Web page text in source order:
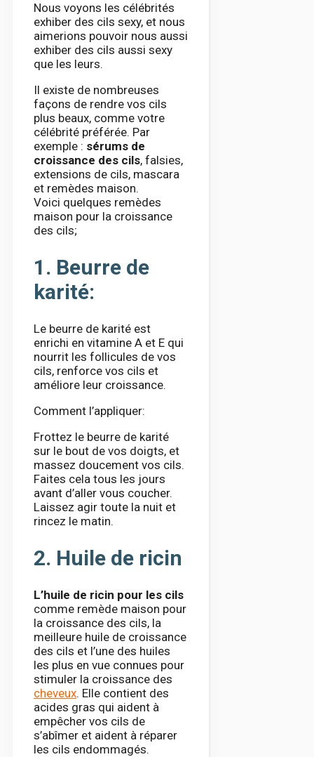
Nous voyons les célébrités
exhiber des cils sexy, et nous
aimerions pouvoir nous aussi
exhiber des cils aussi sexy
que les leurs.
Il existe de nombreuses
façons de rendre vos cils
plus beaux, comme votre
célébrité préférée. Par
exemple : sérums de
croissance des cils, falsies,
extensions de cils, mascara
et remèdes maison.
Voici quelques remèdes
maison pour la croissance
des cils;
1. Beurre de
karité:
Le beurre de karité est
enrichi en vitamine A et E qui
nourrit les follicules de vos
cils, renforce vos cils et
améliore leur croissance.
Comment l’appliquer:
Frottez le beurre de karité
sur le bout de vos doigts, et
massez doucement vos cils.
Faites cela tous les jours
avant d’aller vous coucher.
Laissez agir toute la nuit et
rincez le matin.
2. Huile de ricin
L’huile de ricin pour les cils
comme remède maison pour
la croissance des cils, la
meilleure huile de croissance
des cils et l’une des huiles
les plus en vue connues pour
stimuler la croissance des
cheveux. Elle contient des
acides gras qui aident à
empêcher vos cils de
s’abîmer et aident à réparer
les cils endommagés.